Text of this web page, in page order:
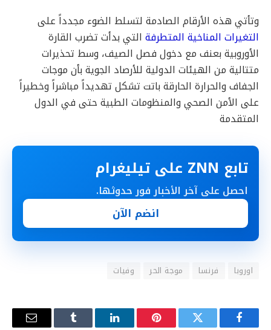
وتأتي هذه الأرقام الصادمة لتسلط الضوء مجدداً على
التغيرات المناخية المتطرفة التي بدأت تضرب القارة
الأوروبية بعنف مع دخول فصل الصيف، وسط تحذيرات
متتالية من الهيئات الدولية للأرصاد الجوية بأن موجات
الجفاف والحرارة الحارقة باتت تشكل تهديداً مباشراً وخطيراً
على الأمن الصحي والمنظومات الطبية حتى في الدول
المتقدمة
تابع ZNN على تيليغرام
احصل على آخر الأخبار فور حدوثها.
انضم الآن
اوروبا فرنسا موجة الحر وفيات
فيسبوك تويتر بينتيريستلينكدإن Tumblr
البريد